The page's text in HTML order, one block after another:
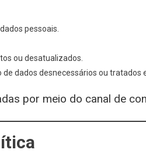
pessoais.
ou desatualizados.
dados desnecessários ou tratados
por meio do canal de